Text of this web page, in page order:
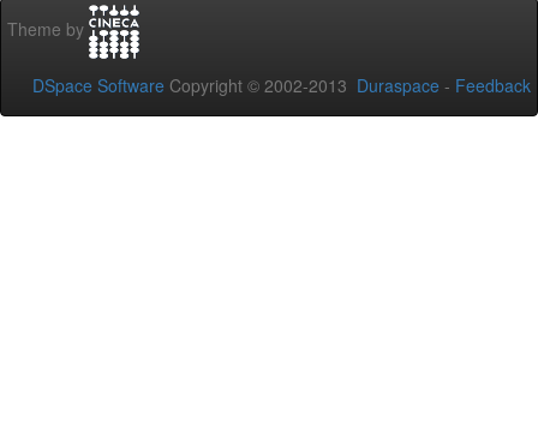
Theme by
DSpace Software Copyright © 2002-2013 Duraspace - Feedback